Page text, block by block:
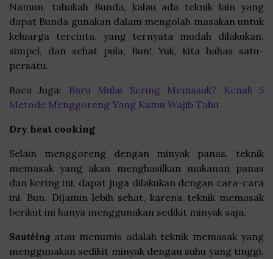
Namun, tahukah Bunda, kalau ada teknik lain yang
dapat Bunda gunakan dalam mengolah masakan untuk
keluarga tercinta, yang ternyata mudah dilakukan,
simpel, dan sehat pula, Bun! Yuk, kita bahas satu-
persatu.
Baca Juga: Baru Mulai Sering Memasak? Kenali 5
Metode Menggoreng Yang Kamu Wajib Tahu
Dry heat cooking
Selain menggoreng dengan minyak panas, teknik
memasak yang akan menghasilkan makanan panas
dan kering ini, dapat juga dilakukan dengan cara-cara
ini, Bun. Dijamin lebih sehat, karena teknik memasak
berikut ini hanya menggunakan sedikit minyak saja.
Sautéing atau menumis adalah teknik memasak yang
menggunakan sedikit minyak dengan suhu yang tinggi.